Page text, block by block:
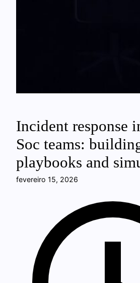
Incident response
Soc teams:
playbooks and
fevereiro 15, 2026